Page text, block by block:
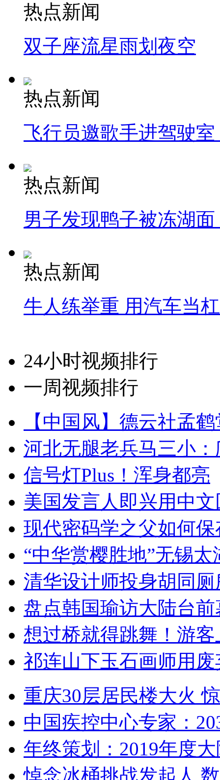
热点新闻
双子座流星雨划夜空
热点新闻
飞行员邀歌手进驾驶
热点新闻
男子发现鸭子被冻湖
热点新闻
牛人练举重 用汽车当
24小时视频排行
一周视频排行
【中国风】德云社孟
河北无腿老兵马三小
信号灯Plus！浑身都亮
美国发言人即兴用中
现代密码学之父如何
“中华赏樱胜地”无锡
清华设计师投身胡同
盘点韩国瑜访大陆台
想过桥就得跳舞！游客
祁连山下玉石画师用
重庆30层居民楼大火
中国疾控中心专家：
年终策划：2019年度
悼念冰桶挑战发起人